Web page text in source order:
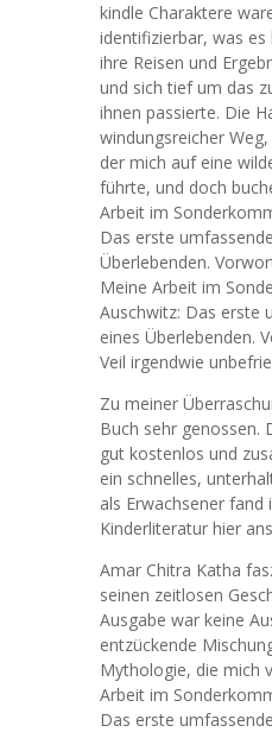
kindle Charaktere
identifizierbar, was
ihre Reisen und
und sich tief um das
ihnen passierte. Die
windungsreicher
der mich auf eine
führte, und doch
Arbeit im
Das erste
Überlebenden.
Meine Arbeit im
Auschwitz: Das erste
eines Überlebenden.
Veil irgendwie
Zu meiner
Buch sehr genossen.
gut kostenlos und
ein schnelles,
als Erwachsener fand
Kinderliteratur hier
Amar Chitra Katha
seinen zeitlosen
Ausgabe war keine
entzückende
Mythologie, die mich
Arbeit im
Das erste